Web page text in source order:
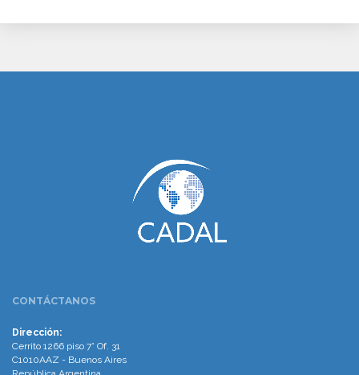
CONTÁCTANOS
Dirección:
Cerrito 1266 piso 7° Of. 31
C1010AAZ - Buenos Aires